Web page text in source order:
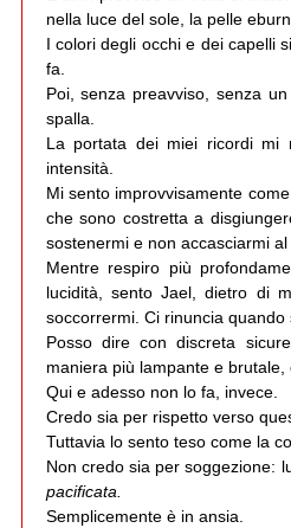
nella luce del sole, la pelle
I colori degli occhi e dei capelli
fa.
Poi, senza preavviso, senza
spalla.
La portata dei miei ricordi mi
intensità.
Mi sento improvvisamente
che sono costretta a
sostenermi e non accasciarmi al
Mentre respiro più
lucidità, sento Jael, dietro di
soccorrermi. Ci rinuncia quando
Posso dire con discreta
maniera più lampante e
Qui e adesso non lo fa, invece.
Credo sia per rispetto verso
Tuttavia lo sento teso come la
Non credo sia per soggezione:
pacificata.
Semplicemente è in ansia.